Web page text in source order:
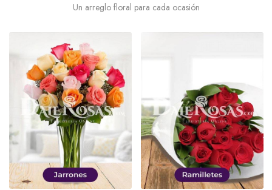
Un arreglo floral para cada ocasión